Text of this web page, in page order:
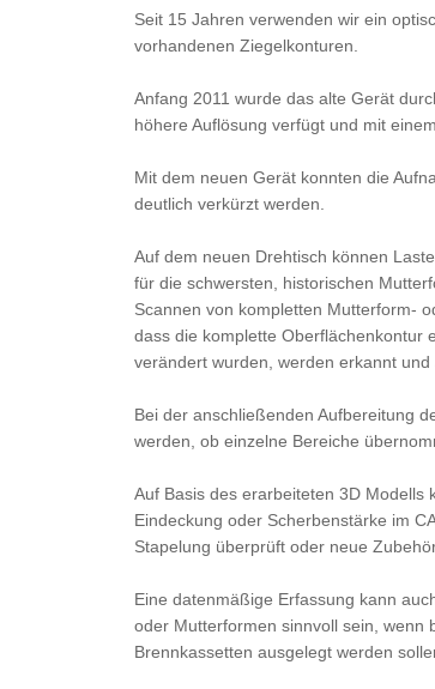
Seit 15 Jahren verwenden wir ein
vorhandenen Ziegelkonturen.
Anfang 2011 wurde das alte Gerät
höhere Auflösung verfügt und mit
Mit dem neuen Gerät konnten die
deutlich verkürzt werden.
Auf dem neuen Drehtisch können
für die schwersten, historischen
Scannen von kompletten Mutterform-
dass die komplette Oberflächenkontur
verändert wurden, werden erkannt und
Bei der anschließenden Aufbereitung
werden, ob einzelne Bereiche
Auf Basis des erarbeiteten 3D Modells
Eindeckung oder Scherbenstärke im
Stapelung überprüft oder neue
Eine datenmäßige Erfassung kann
oder Mutterformen sinnvoll sein, wenn
Brennkassetten ausgelegt werden